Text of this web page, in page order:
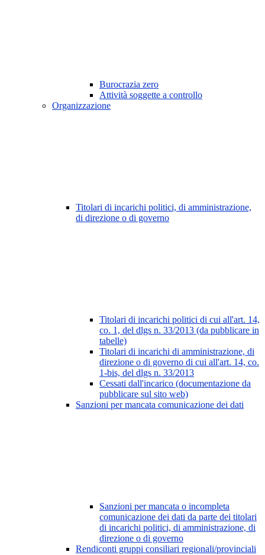
Burocrazia zero
Attività soggette a controllo
Organizzazione
Titolari di incarichi politici, di amministrazione,
di direzione o di governo
Titolari di incarichi politici di cui all'art. 14,
co. 1, del dlgs n. 33/2013 (da pubblicare in
tabelle)
Titolari di incarichi di amministrazione, di
direzione o di governo di cui all'art. 14, co.
1-bis, del dlgs n. 33/2013
Cessati dall'incarico (documentazione da
pubblicare sul sito web)
Sanzioni per mancata comunicazione dei dati
Sanzioni per mancata o incompleta
comunicazione dei dati da parte dei titolari
di incarichi politici, di amministrazione, di
direzione o di governo
Rendiconti gruppi consiliari regionali/provinciali